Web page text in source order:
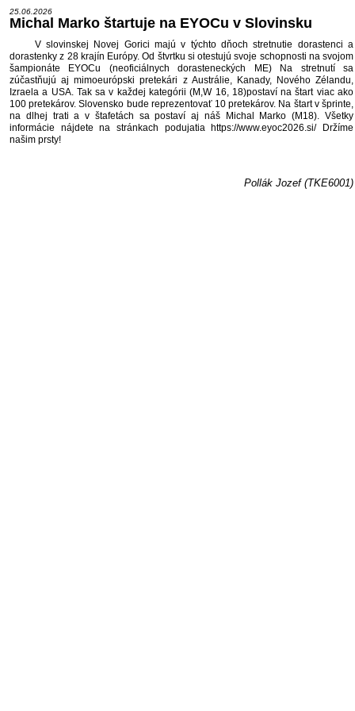
25.06.2026
Michal Marko štartuje na EYOCu v Slovinsku
V slovinskej Novej Gorici majú v týchto dňoch stretnutie dorastenci a
dorastenky z 28 krajín Európy. Od štvrtku si otestujú svoje schopnosti na svojom
šampionáte EYOCu (neoficiálnych dorasteneckých ME) Na stretnutí sa
zúčastňujú aj mimoeurópski pretekári z Austrálie, Kanady, Nového Zélandu,
Izraela a USA. Tak sa v každej kategórii (M,W 16, 18)postaví na štart viac ako
100 pretekárov. Slovensko bude reprezentovať 10 pretekárov. Na štart v šprinte,
na dlhej trati a v štafetách sa postaví aj náš Michal Marko (M18). Všetky
informácie nájdete na stránkach podujatia https://www.eyoc2026.si/ Držíme
našim prsty!
Pollák Jozef (TKE6001)